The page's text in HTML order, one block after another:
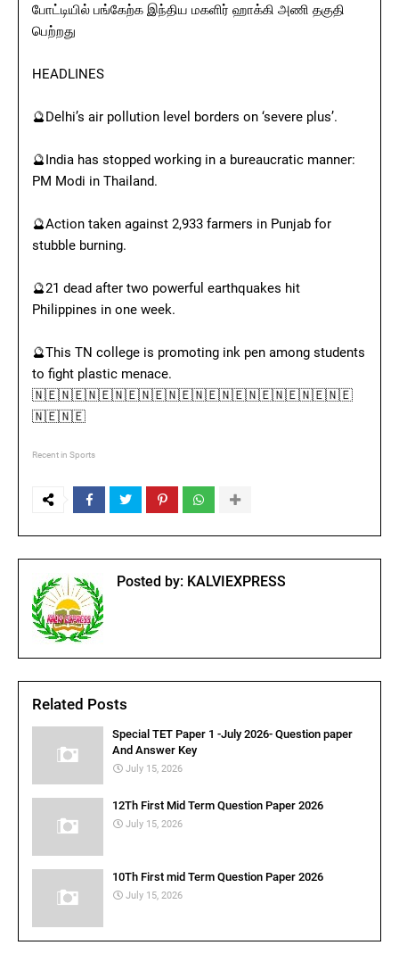
போட்டியில் பங்கேற்க இந்திய மகளிர் ஹாக்கி அணி தகுதி
பெற்றது
HEADLINES
🔮Delhi’s air pollution level borders on ‘severe plus’.
🔮India has stopped working in a bureaucratic manner:
PM Modi in Thailand.
🔮Action taken against 2,933 farmers in Punjab for
stubble burning.
🔮21 dead after two powerful earthquakes hit
Philippines in one week.
🔮This TN college is promoting ink pen among students
to fight plastic menace.
🇳🇪🇳🇪🇳🇪🇳🇪🇳🇪🇳🇪🇳🇪🇳🇪🇳🇪🇳🇪🇳🇪🇳🇪
🇳🇪🇳🇪
Recent in Sports
Posted by: KALVIEXPRESS
Related Posts
Special TET Paper 1 -July 2026- Question paper
And Answer Key
July 15, 2026
12Th First Mid Term Question Paper 2026
July 15, 2026
10Th First mid Term Question Paper 2026
July 15, 2026